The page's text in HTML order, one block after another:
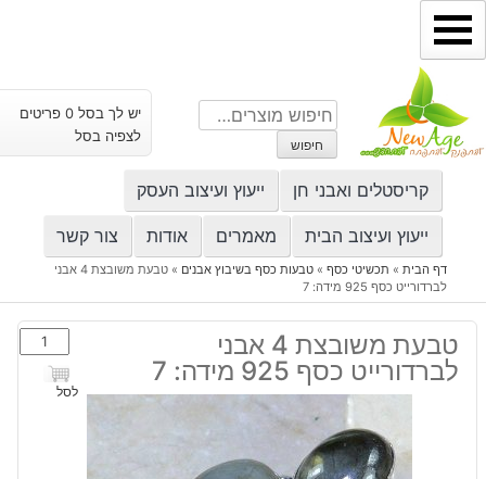
דילוג
לתוכן
חיפוש
עבור:
חיפוש
יש לך בסל 0 פריטים
לצפיה בסל
קריסטלים ואבני חן ייעוץ ועיצוב העסק
ייעוץ ועיצוב הבית מאמרים אודות צור קשר
דף הבית» תכשיטי כסף» טבעות כסף בשיבוץ אבנים »
טבעת משובצת 4 אבני
לברדורייט כסף 925 מידה: 7
טבעת משובצת 4 אבני
לברדורייט כסף 925 מידה: 7
כמות
של
טבעת
לסל